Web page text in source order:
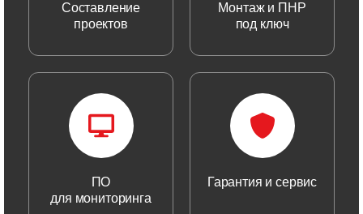
Составление
проектов
Монтаж и ПНР
под ключ
ПО
для мониторинга
Гарантия и сервис